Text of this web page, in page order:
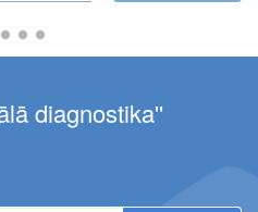
diagnostika''